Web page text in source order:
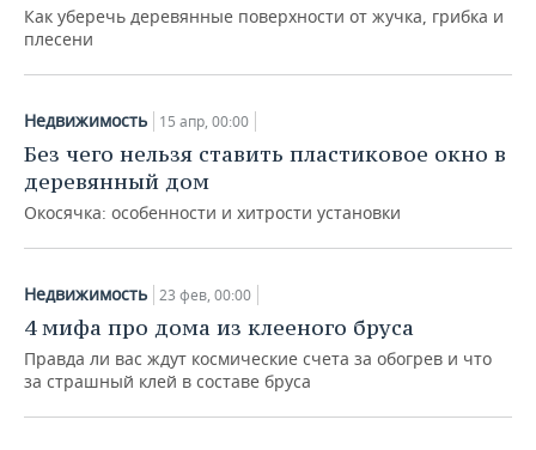
Как уберечь деревянные поверхности от жучка, грибка и
плесени
Недвижимость 15 апр, 00:00
Без чего нельзя ставить пластиковое окно в
деревянный дом
Окосячка: особенности и хитрости установки
Недвижимость 23 фев, 00:00
4 мифа про дома из клееного бруса
Правда ли вас ждут космические счета за обогрев и что
за страшный клей в составе бруса